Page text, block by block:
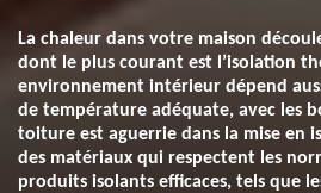
La chaleur dans votre maison
dont le plus courant est l’isolation
environnement intérieur dépend
de température adéquate, avec les
toiture est aguerrie dans la mise en
des matériaux qui respectent les
produits isolants efficaces, tels que